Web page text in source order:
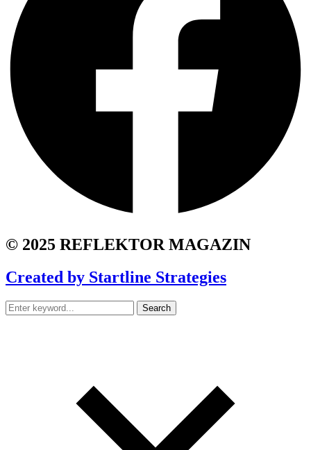
© 2025 REFLEKTOR MAGAZIN
Created by Startline Strategies
Search